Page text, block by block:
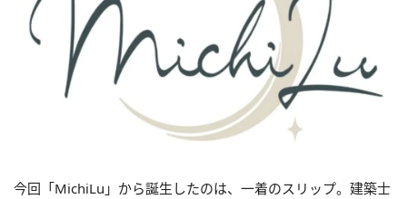
今回「MichiLu」から誕⽣したのは、⼀着のスリップ。建築⼠